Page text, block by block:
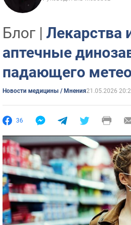
Блог | Лекарства
аптечные
падающего
Новости медицины / Мнения21.05.2026
36